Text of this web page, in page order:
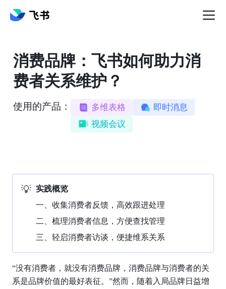
消费品牌：飞书如何助力消
费者关系维护？
使用的产品： 多维表格
即时消息
视频会议
💡 实践概览
一、收集消费者反馈，高效跟进处理
二、梳理消费者信息，方便查找管理
三、轻启消费者访谈，便捷维系关系
“没有消费者，就没有消费品牌，消费品牌与消费者的关
系是品牌价值的最好表征。”然而，随着入局品牌日益增